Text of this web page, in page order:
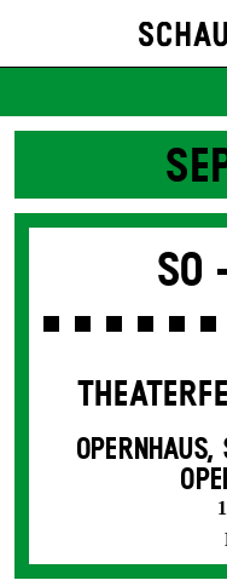
So
OPERNHAUS,